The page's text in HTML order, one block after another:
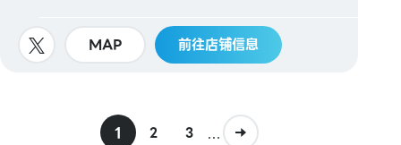
MAP 前往店铺信息
1 2 3 ...